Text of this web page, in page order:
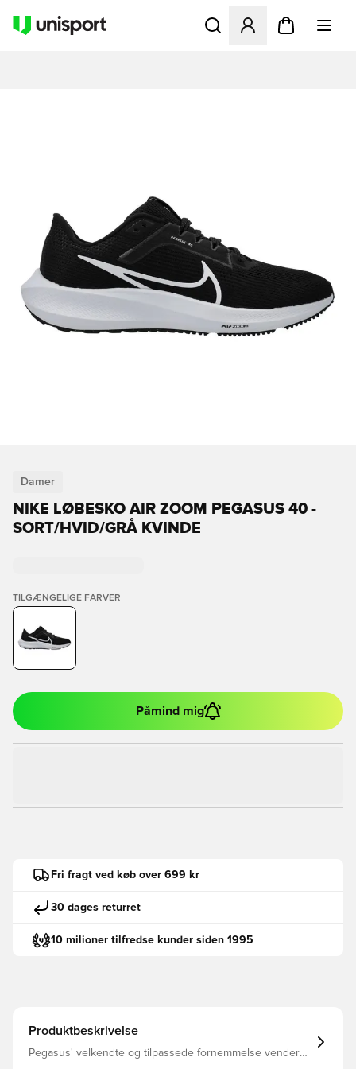
Åbner en Modal til at
Damer
NIKE LØBESKO AIR ZOOM PEGASUS 40 -
SORT/HVID/GRÅ KVINDE
TILGÆNGELIGE FARVER
Påmind mig
Fri fragt ved køb over 699 kr
30 dages returret
10 milioner tilfredse kunder siden 1995
Produktbeskrivelse
Pegasus' velkendte og tilpassede fornemmelse vender